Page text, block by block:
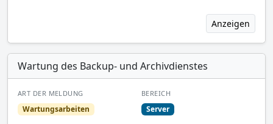
Anzeigen
Wartung des Backup- und Archivdienstes
ART DER MELDUNG
Wartungsarbeiten
BEREICH
Server